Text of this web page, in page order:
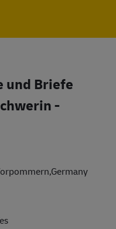
und Briefe
-